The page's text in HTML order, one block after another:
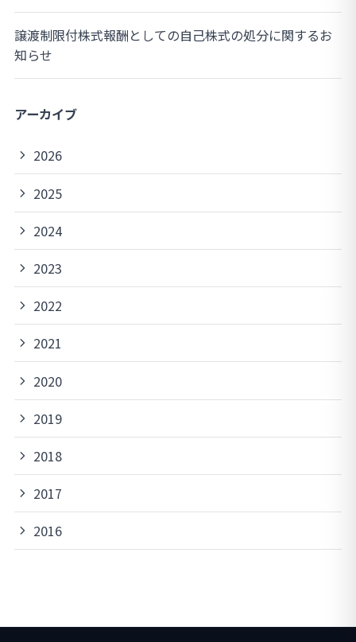
譲渡制限付株式報酬としての自己株式の処分に関するお
知らせ
アーカイブ
2026
2025
2024
2023
2022
2021
2020
2019
2018
2017
2016